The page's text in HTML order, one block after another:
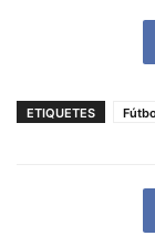
ETIQUETES